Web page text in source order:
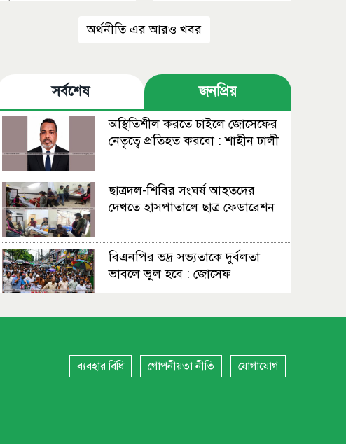
অর্থনীতি এর আরও খবর
সর্বশেষ জনপ্রিয়
অস্থিতিশীল করতে চাইলে জোসেফের
নেতৃত্বে প্রতিহত করবো : শাহীন ঢালী
ছাত্রদল-শিবির সংঘর্ষ আহতদের
দেখতে হাসপাতালে ছাত্র ফেডারেশন
বিএনপির ভদ্র সভ্যতাকে দুর্বলতা
ভাবলে ভুল হবে : জোসেফ
ব্যবহার বিধি গোপনীয়তা নীতি যোগাযোগ